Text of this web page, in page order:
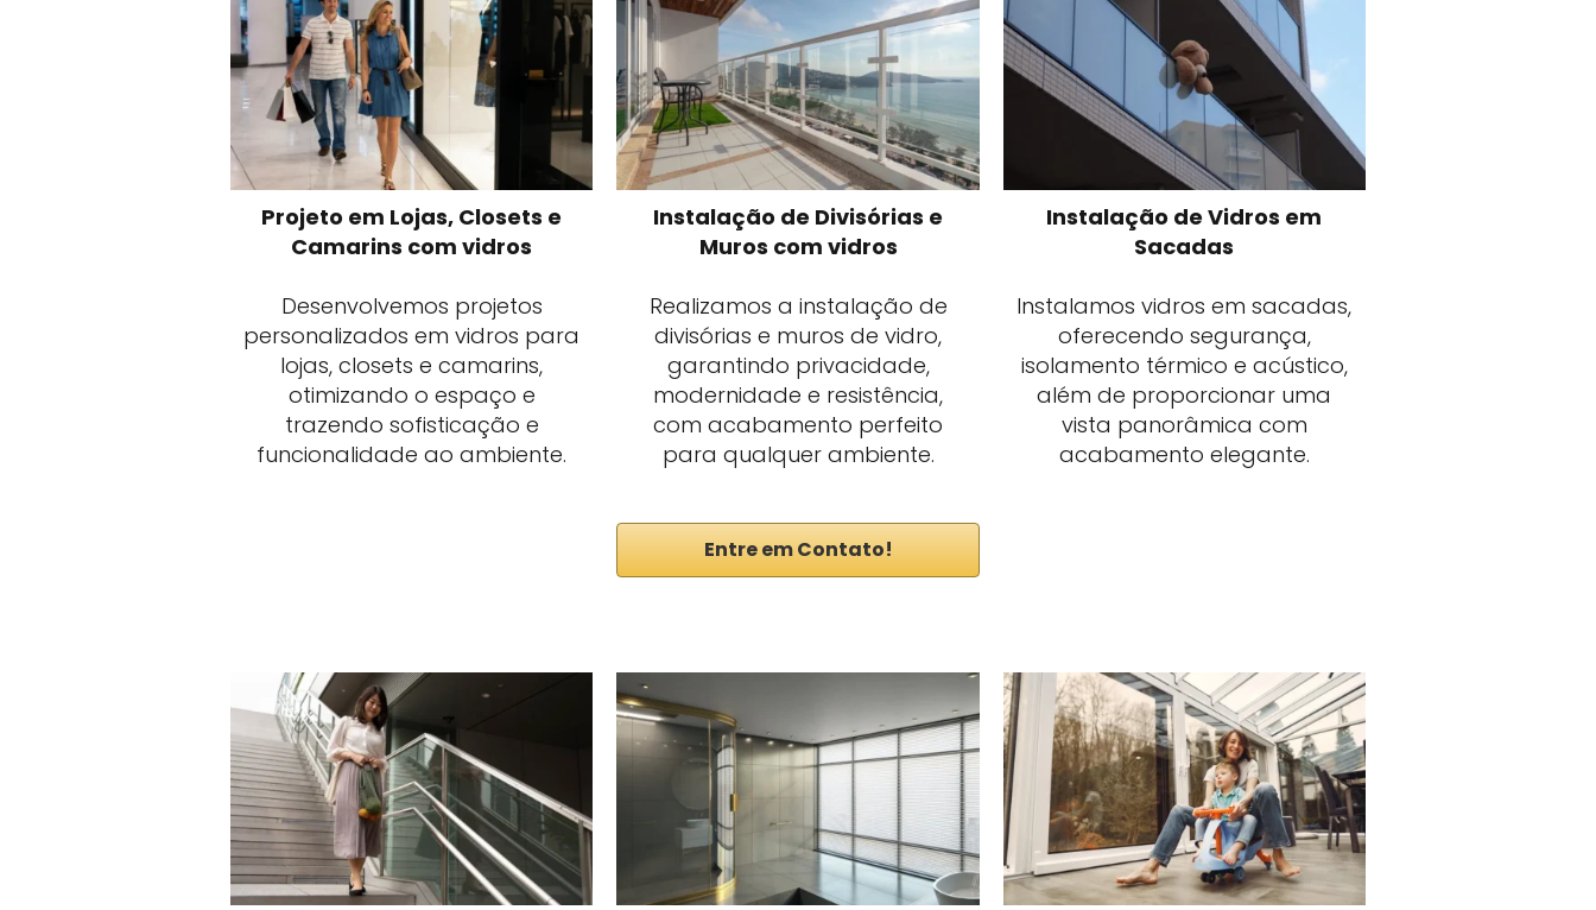
Projeto em Lojas, Closets e
Camarins com vidros
Desenvolvemos projetos
personalizados em vidros para
lojas, closets e camarins,
otimizando o espaço e
trazendo sofisticação e
funcionalidade ao ambiente.
Instalação de Divisórias e
Muros com vidros
Realizamos a instalação de
divisórias e muros de vidro,
garantindo privacidade,
modernidade e resistência,
com acabamento perfeito
para qualquer ambiente.
Entre em Contato!
Instalação de Vidros em
Sacadas
Instalamos vidros em sacadas,
oferecendo segurança,
isolamento térmico e acústico,
além de proporcionar uma
vista panorâmica com
acabamento elegante.